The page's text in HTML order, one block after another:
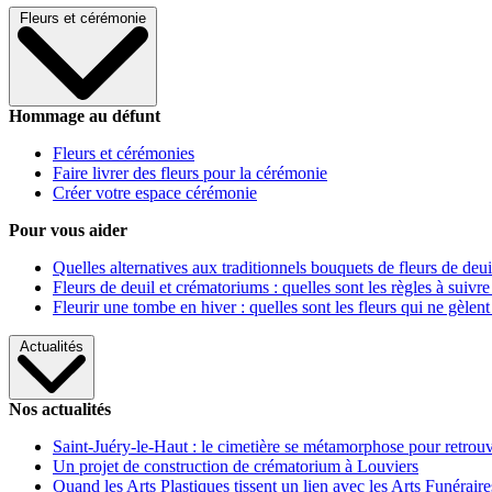
Fleurs et cérémonie
Hommage au défunt
Fleurs et cérémonies
Faire livrer des fleurs pour la cérémonie
Créer votre espace cérémonie
Pour vous aider
Quelles alternatives aux traditionnels bouquets de fleurs de
Fleurs de deuil et crématoriums : quelles sont les règles à
Fleurir une tombe en hiver : quelles sont les fleurs qui ne gèlent
Actualités
Nos actualités
Saint-Juéry-le-Haut : le cimetière se métamorphose pour
Un projet de construction de crématorium à Louviers
Quand les Arts Plastiques tissent un lien avec les Arts